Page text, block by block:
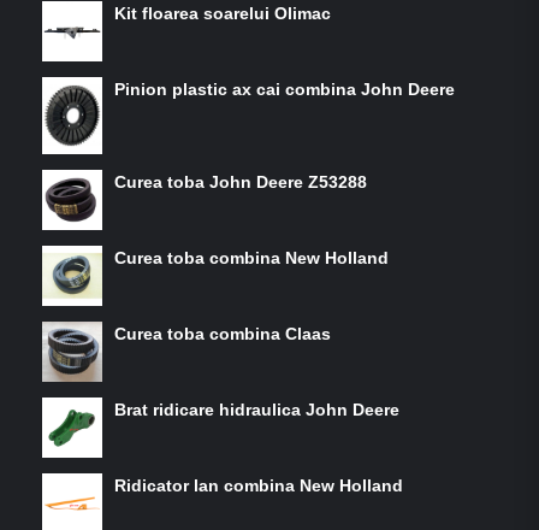
Kit floarea soarelui Olimac
Pinion plastic ax cai combina John Deere
Curea toba John Deere Z53288
Curea toba combina New Holland
Curea toba combina Claas
Brat ridicare hidraulica John Deere
Ridicator lan combina New Holland